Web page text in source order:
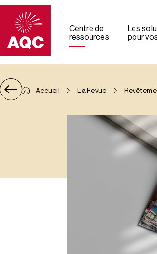
Panneau de gestion des cookies
Centre de
ressources
Les
pour
Accueil La Revue